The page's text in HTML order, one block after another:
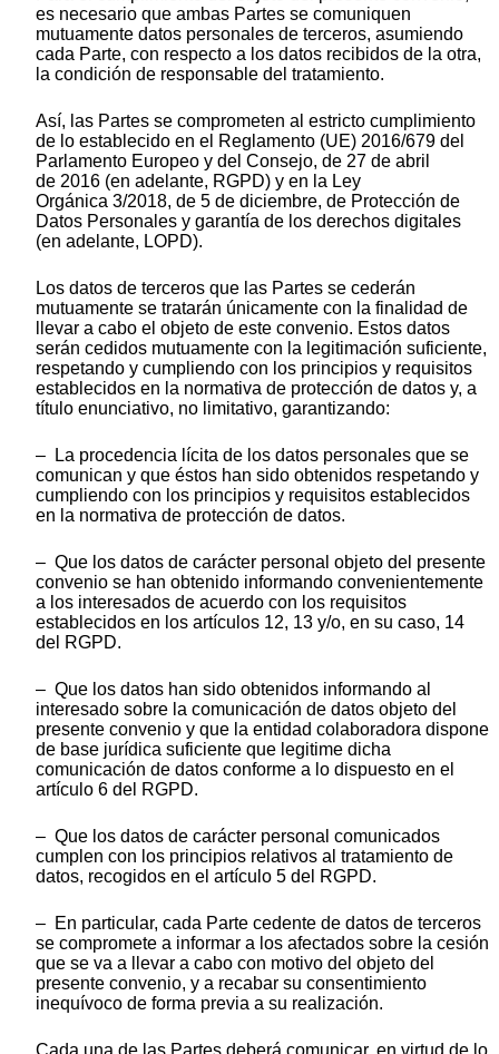
es necesario que ambas Partes se comuniquen
mutuamente datos personales de terceros, asumiendo
cada Parte, con respecto a los datos recibidos de la otra,
la condición de responsable del tratamiento.
Así, las Partes se comprometen al estricto cumplimiento
de lo establecido en el Reglamento (UE) 2016/679 del
Parlamento Europeo y del Consejo, de 27 de abril
de 2016 (en adelante, RGPD) y en la Ley
Orgánica 3/2018, de 5 de diciembre, de Protección de
Datos Personales y garantía de los derechos digitales
(en adelante, LOPD).
Los datos de terceros que las Partes se cederán
mutuamente se tratarán únicamente con la finalidad de
llevar a cabo el objeto de este convenio. Estos datos
serán cedidos mutuamente con la legitimación suficiente,
respetando y cumpliendo con los principios y requisitos
establecidos en la normativa de protección de datos y, a
título enunciativo, no limitativo, garantizando:
– La procedencia lícita de los datos personales que se
comunican y que éstos han sido obtenidos respetando y
cumpliendo con los principios y requisitos establecidos
en la normativa de protección de datos.
– Que los datos de carácter personal objeto del presente
convenio se han obtenido informando convenientemente
a los interesados de acuerdo con los requisitos
establecidos en los artículos 12, 13 y/o, en su caso, 14
del RGPD.
– Que los datos han sido obtenidos informando al
interesado sobre la comunicación de datos objeto del
presente convenio y que la entidad colaboradora dispone
de base jurídica suficiente que legitime dicha
comunicación de datos conforme a lo dispuesto en el
artículo 6 del RGPD.
– Que los datos de carácter personal comunicados
cumplen con los principios relativos al tratamiento de
datos, recogidos en el artículo 5 del RGPD.
– En particular, cada Parte cedente de datos de terceros
se compromete a informar a los afectados sobre la cesión
que se va a llevar a cabo con motivo del objeto del
presente convenio, y a recabar su consentimiento
inequívoco de forma previa a su realización.
Cada una de las Partes deberá comunicar, en virtud de lo